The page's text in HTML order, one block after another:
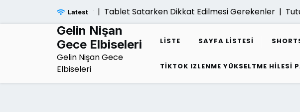
LatestTablet Satarken Dikkat Edilmesi Gerekenler |
Gelin Nişan
Gece Elbiseleri
Gelin Nişan Gece
Elbiseleri
LISTE SAYFA LISTESI
TIKTOK IZLENME YÜKSELTME HILESI